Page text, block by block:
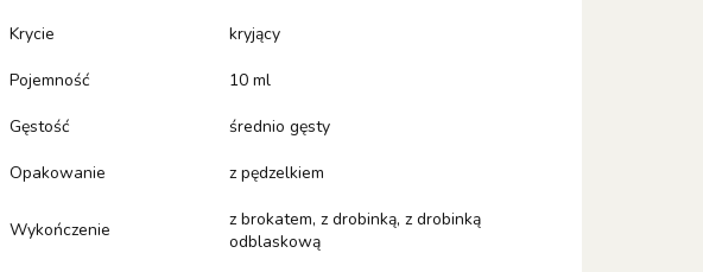
Krycie kryjący
Pojemność 10 ml
Gęstość średnio gęsty
Opakowanie z pędzelkiem
Wykończenie
z brokatem, z drobinką, z drobinką
odblaskową